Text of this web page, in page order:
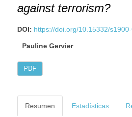
against terrorism?
DOI: https://doi.org/10.15332/
Pauline Gervier
PDF
Resumen Estadísticas